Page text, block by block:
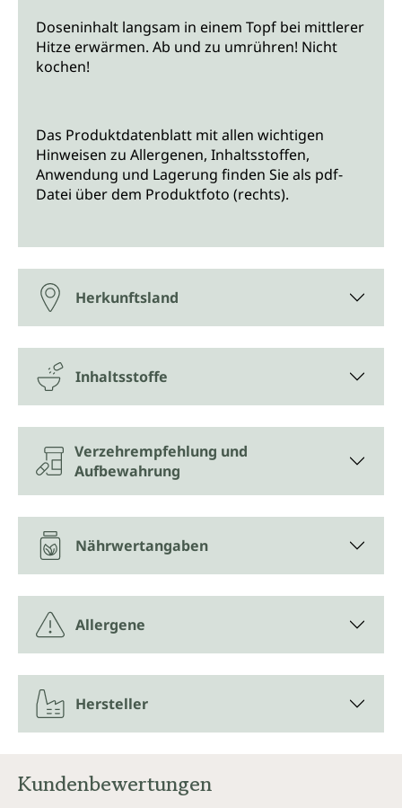
Doseninhalt langsam in einem Topf bei mittlerer
Hitze erwärmen. Ab und zu umrühren! Nicht
kochen!
Das Produktdatenblatt mit allen wichtigen
Hinweisen zu Allergenen, Inhaltsstoffen,
Anwendung und Lagerung finden Sie als pdf-
Datei über dem Produktfoto (rechts).
Herkunftsland
Inhaltsstoffe
Verzehrempfehlung und
Aufbewahrung
Nährwertangaben
Allergene
Hersteller
Kundenbewertungen